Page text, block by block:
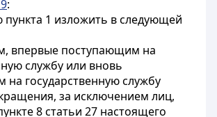
:
пункта 1 изложить в следующей
впервые поступающим на
службу или вновь
государственную службу
за исключением лиц,
8статьи 27 настоящего